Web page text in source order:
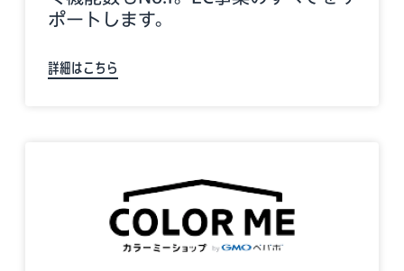
ポートします。
詳細はこちら